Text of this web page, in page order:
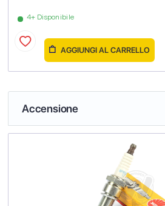
4+ Disponibile
AGGIUNGI AL CARRELLO
Accensione